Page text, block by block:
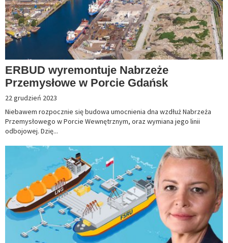
ERBUD wyremontuje Nabrzeże
Przemysłowe w Porcie Gdańsk
22 grudzień 2023
Niebawem rozpocznie się budowa umocnienia dna wzdłuż Nabrzeża
Przemysłowego w Porcie Wewnętrznym, oraz wymiana jego linii
odbojowej. Dzię...